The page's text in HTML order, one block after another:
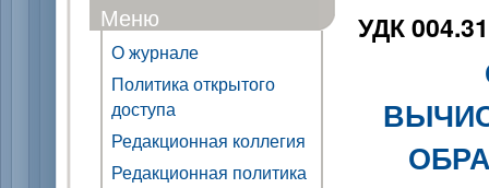
Меню
О журнале
Политика открытого
доступа
Редакционная коллегия
Редакционная политика
УДК